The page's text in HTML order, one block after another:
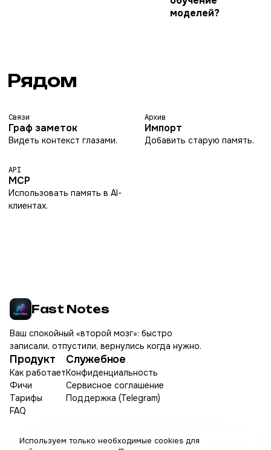
моделей?
Рядом
Связи
Граф заметок
Видеть контекст глазами.
Архив
Импорт
Добавить старую память.
API
MCP
Использовать память в AI-
клиентах.
Fast Notes
Ваш спокойный «второй мозг»: быстро
записали, отпустили, вернулись когда нужно.
Продукт
Как работает
Фичи
Тарифы
FAQ
Служебное
Конфиденциальность
Сервисное соглашение
Поддержка (Telegram)
Используем только необходимые cookies для